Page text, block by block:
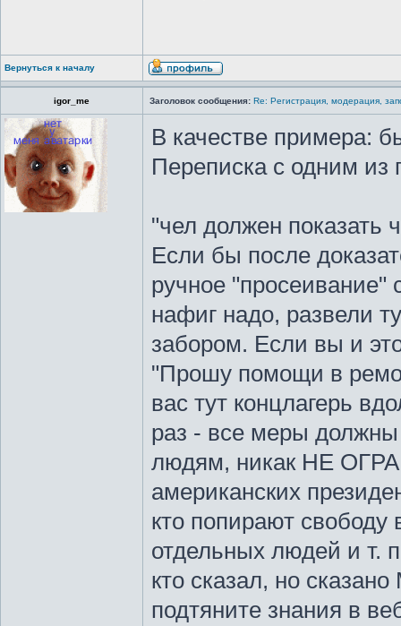
Вернуться к началу
igor_me Заголовок сообщения: Re: Регистрация, модерация,
В качестве примера:
Переписка с одним из
"чел должен
Если бы после
ручное
нафиг надо, развели
забором. Если вы и
"Прошу помощи в
вас тут концлагерь
раз - все меры
людям, никак НЕ
американских
кто попирают
отдельных людей и т.
кто сказал, но
подтяните знания в